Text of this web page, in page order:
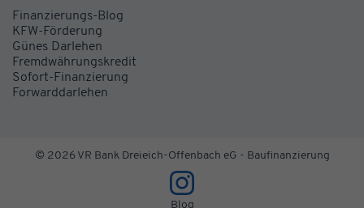
Finanzierungs-Blog
KFW-Förderung
Günes Darlehen
Fremdwährungskredit
Sofort-Finanzierung
Forwarddarlehen
© 2026 VR Bank Dreieich-Offenbach eG - Baufinanzierung
Blog